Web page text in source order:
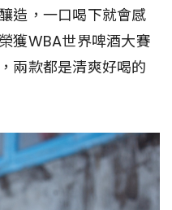
造，一口喝下就會感
獲WBA世界啤酒大賽
兩款都是清爽好喝的